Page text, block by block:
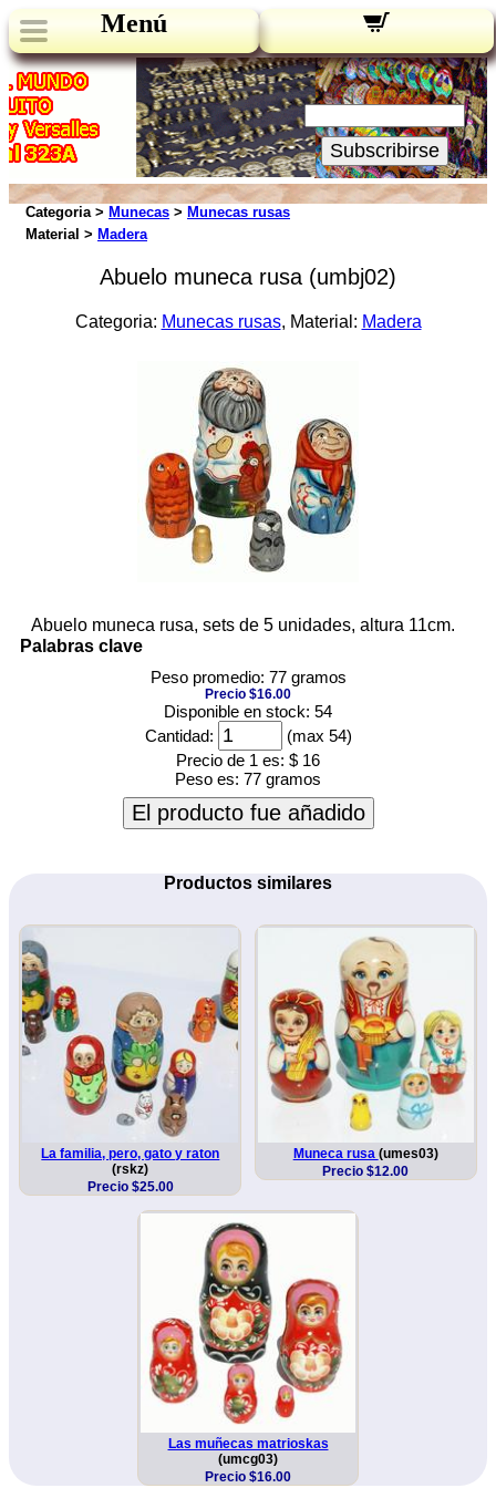
Menú
Novedades:
Su Email:
Subscribirse
Categoria > Munecas > Munecas rusas
Material > Madera
Abuelo muneca rusa (umbj02)
Categoria: Munecas rusas, Material: Madera
Abuelo muneca rusa, sets de 5 unidades, altura 11cm.
Palabras clave
Peso promedio: 77 gramos
Precio $16.00
Disponible en stock: 54
Cantidad:
(max 54)
Precio de 1 es: $ 16
Peso es: 77 gramos
El producto fue añadido
Productos similares
La familia, pero, gato y raton
(rskz)
Precio $25.00
Muneca rusa (umes03)
Precio $12.00
Las muñecas matrioskas
(umcg03)
Precio $16.00